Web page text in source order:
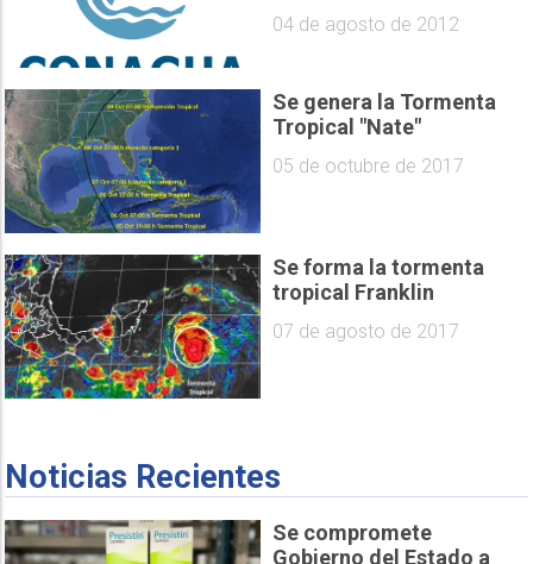
04 de agosto de 2012
Se genera la Tormenta
Tropical "Nate"
05 de octubre de 2017
Se forma la tormenta
tropical Franklin
07 de agosto de 2017
Noticias Recientes
Se compromete
Gobierno del Estado a